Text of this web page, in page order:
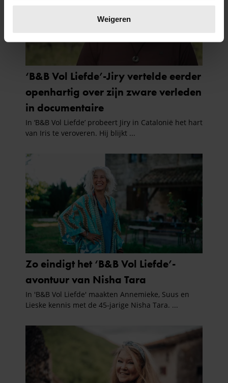
verwerkt en stel uw voorkeuren in het
intrekken in de Cookieverklaring.
We gebruiken cookies om content en advertenties te
personaliseren, om functies voor social media te bieden
en om ons websiteverkeer te analyseren. Ook delen we
informatie over uw gebruik van onze site met onze
partners kunnen deze gegevens combineren met andere
informatie die u aan ze heeft verstrekt of die ze hebben
gaat akkoord met onze cookies als u onze website blijft
gebruiken.
Weigeren